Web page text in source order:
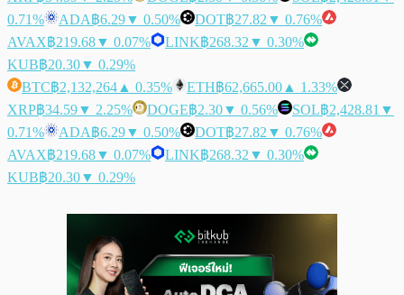
0.71%
ADA฿6.29▼ 0.50% DOT฿27.82 ▼ 0.76%
AVAX฿219.68▼ 0.07% LINK฿268.32 ▼ 0.30%
KUB฿20.30▼ 0.29%
BTC฿2,132,264 ▲ 0.35% ETH฿62,665.00 ▲ 1.33%
XRP฿34.59▼ 2.25% DOGE฿2.30▼ 0.56% SOL฿2,428.81 ▼
0.71%
ADA฿6.29▼ 0.50% DOT฿27.82 ▼ 0.76%
AVAX฿219.68▼ 0.07% LINK฿268.32 ▼ 0.30%
KUB฿20.30▼ 0.29%